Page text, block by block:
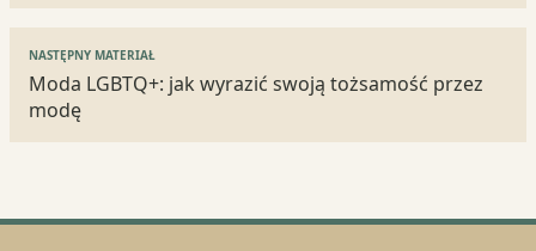
NASTĘPNY MATERIAŁ
Moda LGBTQ+: jak wyrazić swoją tożsamość przez
modę